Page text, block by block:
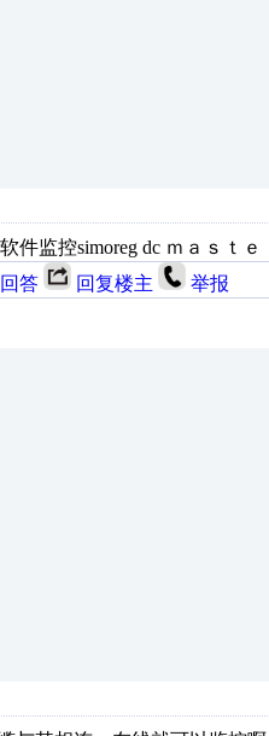
软件监控simoreg dc ｍａｓｔ
答 回复楼主 举报